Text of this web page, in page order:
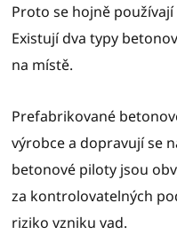
Proto se hojně
Existují dva typy
na místě.
Prefabrikované
výrobce a dopravují se
betonové piloty jsou
za kontrolovatelných
riziko vzniku vad.